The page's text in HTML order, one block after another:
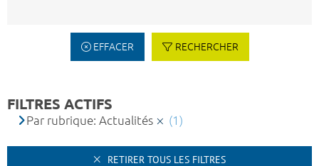
EFFACER RECHERCHER
FILTRES ACTIFS
Par rubrique: Actualités (1)
RETIRER TOUS LES FILTRES